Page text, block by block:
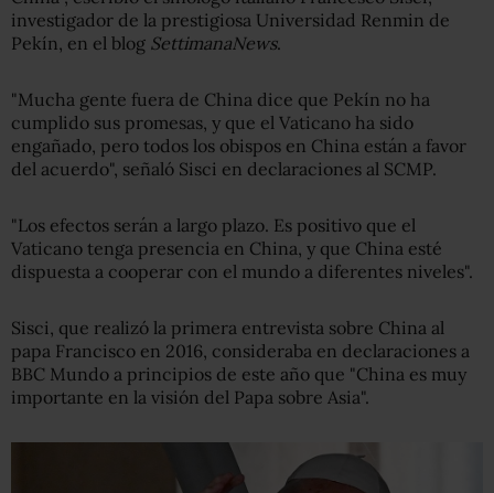
investigador de la prestigiosa Universidad Renmin de
Pekín, en el blog SettimanaNews.
"Mucha gente fuera de China dice que Pekín no ha
cumplido sus promesas, y que el Vaticano ha sido
engañado, pero todos los obispos en China están a favor
del acuerdo", señaló Sisci en declaraciones al SCMP.
"Los efectos serán a largo plazo. Es positivo que el
Vaticano tenga presencia en China, y que China esté
dispuesta a cooperar con el mundo a diferentes niveles".
Sisci, que realizó la primera entrevista sobre China al
papa Francisco en 2016, consideraba en declaraciones a
BBC Mundo a principios de este año que "China es muy
importante en la visión del Papa sobre Asia".